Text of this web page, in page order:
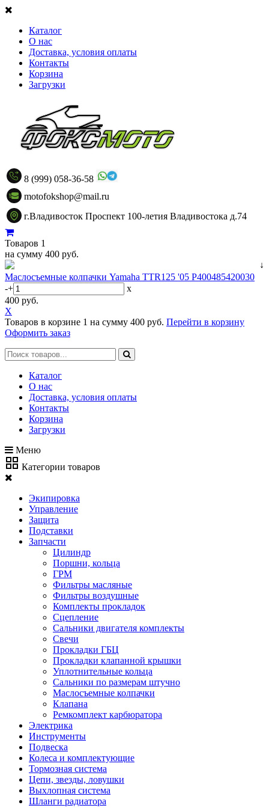
Каталог
О нас
Доставка, условия оплаты
Контакты
Корзина
Загрузки
8 (999) 058-36-58
motofokshop@mail.ru
г.Владивосток Проспект 100-летия Владивостока д.74
Товаров 1
на сумму 400 руб.
↓
Маслосъемные колпачки Yamaha TTR125 '05 P400485420030
-+
x
400 руб.
X
Товаров в корзине 1 на сумму 400 руб. Перейти в корзину
Оформить заказ
Каталог
О нас
Доставка, условия оплаты
Контакты
Корзина
Загрузки
Меню
Категории товаров
Экипировка
Управление
Защита
Подставки
Запчасти
Цилиндр
Поршни, кольца
ГРМ
Фильтры масляные
Фильтры воздушные
Комплекты прокладок
Сцепление
Сальники двигателя комплекты
Свечи
Прокладки ГБЦ
Прокладки клапанной крышки
Уплотнительные кольца
Сальники по размерам штучно
Маслосъемные колпачки
Клапана
Ремкомплект карбюратора
Электрика
Инструменты
Подвеска
Колеса и комплектующие
Тормозная система
Цепи, звезды, ловушки
Выхлопная система
Шланги радиатора